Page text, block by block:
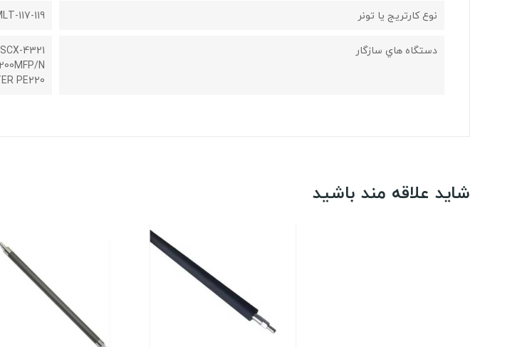
نوع کارتریج یا تونر
117-119
دستگاه هاي سازگار
4321
N
PE220
شاید علاقه مند باشید